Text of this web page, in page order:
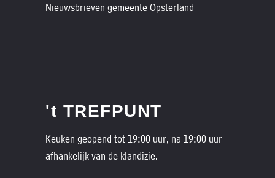
Nieuwsbrieven gemeente Opsterland
't TREFPUNT
Keuken geopend tot 19:00 uur, na 19:00 uur
afhankelijk van de klandizie.
Nieuwsbrieven